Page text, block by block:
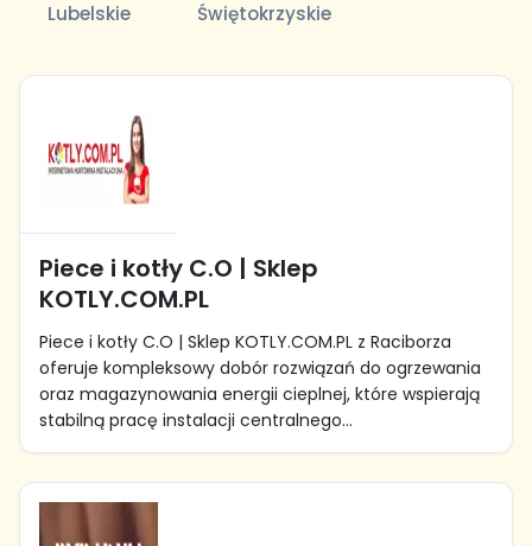
Lubelskie Świętokrzyskie
Piece i kotły C.O | Sklep
KOTLY.COM.PL
Piece i kotły C.O | Sklep KOTLY.COM.PL z Raciborza
oferuje kompleksowy dobór rozwiązań do ogrzewania
oraz magazynowania energii cieplnej, które wspierają
stabilną pracę instalacji centralnego...